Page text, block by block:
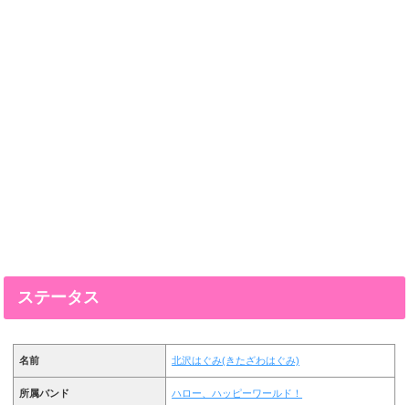
ステータス
名前 北沢はぐみ(きたざわはぐみ)
所属バンド ハロー、ハッピーワールド！